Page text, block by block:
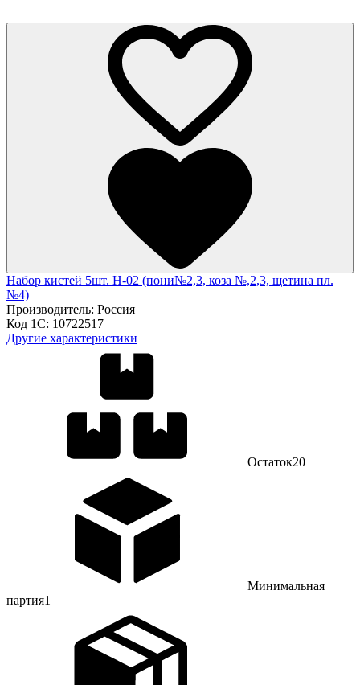
Набор кистей 5шт. Н-02 (пони№2,3, коза №,2,3, щетина пл.
№4)
Производитель: Россия
Код 1С: 10722517
Другие характеристики
Остаток20
Минимальная
партия1